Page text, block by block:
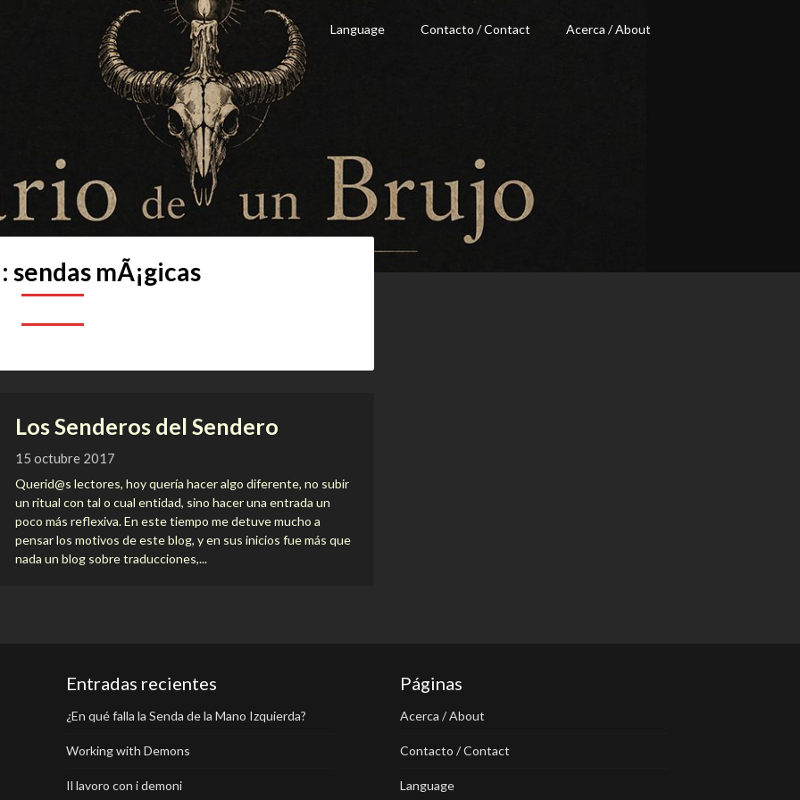
Language Contacto / Contact Acerca / About
Brujo
sendas mÃ¡gicas
Los Senderos del Sendero
15 octubre 2017
Querid@s lectores, hoy quería hacer algo diferente, no subir
un ritual con tal o cual entidad, sino hacer una entrada un
poco más reflexiva. En este tiempo me detuve mucho a
pensar los motivos de este blog, y en sus inicios fue más que
nada un blog sobre traducciones,...
Entradas recientes
¿En qué falla la Senda de la Mano Izquierda?
Working with Demons
Il lavoro con i demoni
Páginas
Acerca / About
Contacto / Contact
Language